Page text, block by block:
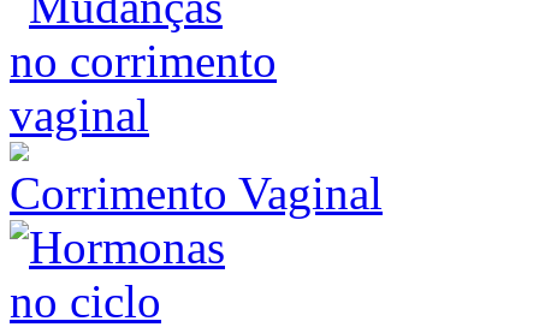
Corrimento Vaginal